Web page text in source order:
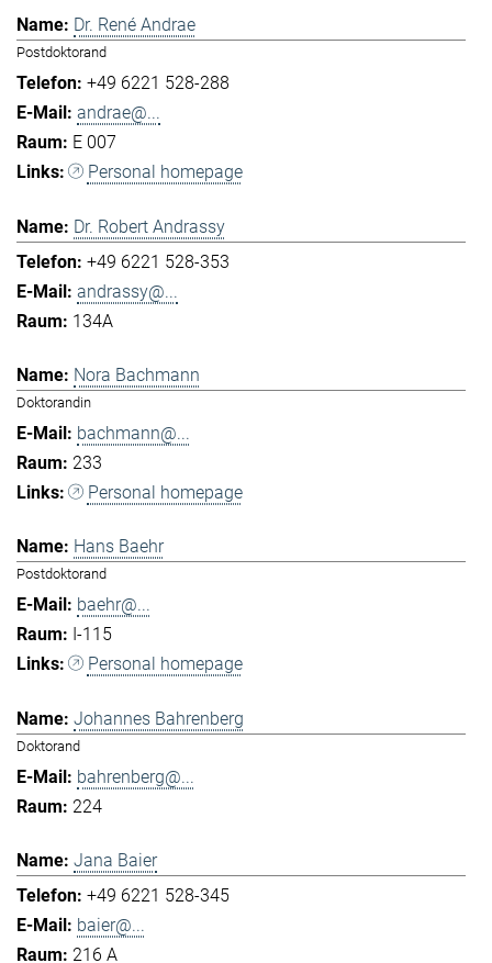
Dr. René Andrae
Postdoktorand
+49 6221 528-288
andrae@...
E 007
Personal homepage
Dr. Robert Andrassy
+49 6221 528-353
andrassy@...
134A
Nora Bachmann
Doktorandin
bachmann@...
233
Personal homepage
Hans Baehr
Postdoktorand
baehr@...
I-115
Personal homepage
Johannes Bahrenberg
Doktorand
bahrenberg@...
224
Jana Baier
+49 6221 528-345
baier@...
216 A